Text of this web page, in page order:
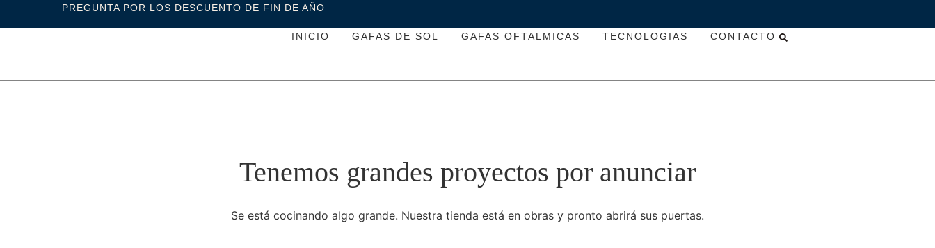
PREGUNTA POR LOS DESCUENTO DE FIN DE AÑO
INICIO GAFAS DE SOL GAFAS OFTALMICAS TECNOLOGIAS CONTACTO
Tenemos grandes proyectos por anunciar
Se está cocinando algo grande. Nuestra tienda está en obras y pronto abrirá sus puertas.